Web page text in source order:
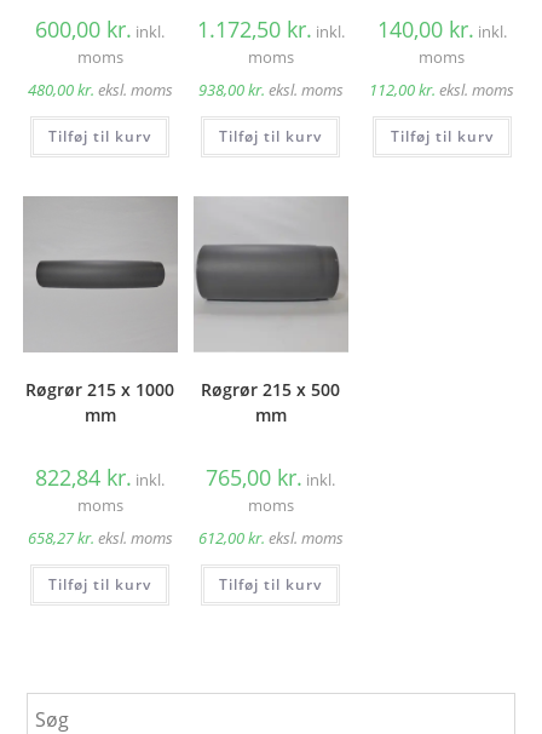
600,00 kr. inkl.
moms
480,00kr. eksl. moms
Tilføj til kurv
1.172,50 kr. inkl.
moms
938,00kr. eksl. moms
Tilføj til kurv
140,00 kr. inkl.
moms
112,00kr. eksl. moms
Tilføj til kurv
Røgrør 215 x 1000
mm
822,84 kr. inkl.
moms
658,27kr. eksl. moms
Tilføj til kurv
Røgrør 215 x 500
mm
765,00 kr. inkl.
moms
612,00kr. eksl. moms
Tilføj til kurv